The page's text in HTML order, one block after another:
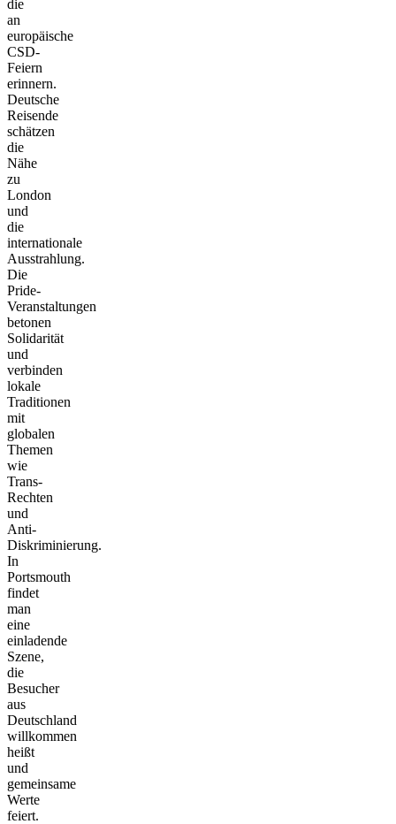
die
an
europäische
CSD-
Feiern
erinnern.
Deutsche
Reisende
schätzen
die
Nähe
zu
London
und
die
internationale
Ausstrahlung.
Die
Pride-
Veranstaltungen
betonen
Solidarität
und
verbinden
lokale
Traditionen
mit
globalen
Themen
wie
Trans-
Rechten
und
Anti-
Diskriminierung.
In
Portsmouth
findet
man
eine
einladende
Szene,
die
Besucher
aus
Deutschland
willkommen
heißt
und
gemeinsame
Werte
feiert.